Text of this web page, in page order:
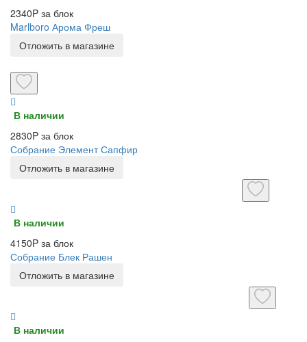
2340P за блок
Marlboro Арома Фреш
Отложить в магазине
В наличии
2830P за блок
Собрание Элемент Сапфир
Отложить в магазине
В наличии
4150P за блок
Собрание Блек Рашен
Отложить в магазине
В наличии